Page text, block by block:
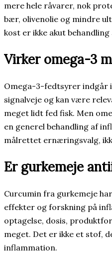
mere hele råvarer, nok
bær, olivenolie og mindre
kost er ikke akut behandling
Virker omega-3
Omega-3-fedtsyrer indgår
signalveje og kan være
meget lidt fed fisk. Men
en generel behandling af
målrettet ernæringsvalg,
Er gurkemeje
Curcumin fra gurkemeje
effekter og forskning på
optagelse, dosis,
meget. Det er ikke et stof,
inflammation.